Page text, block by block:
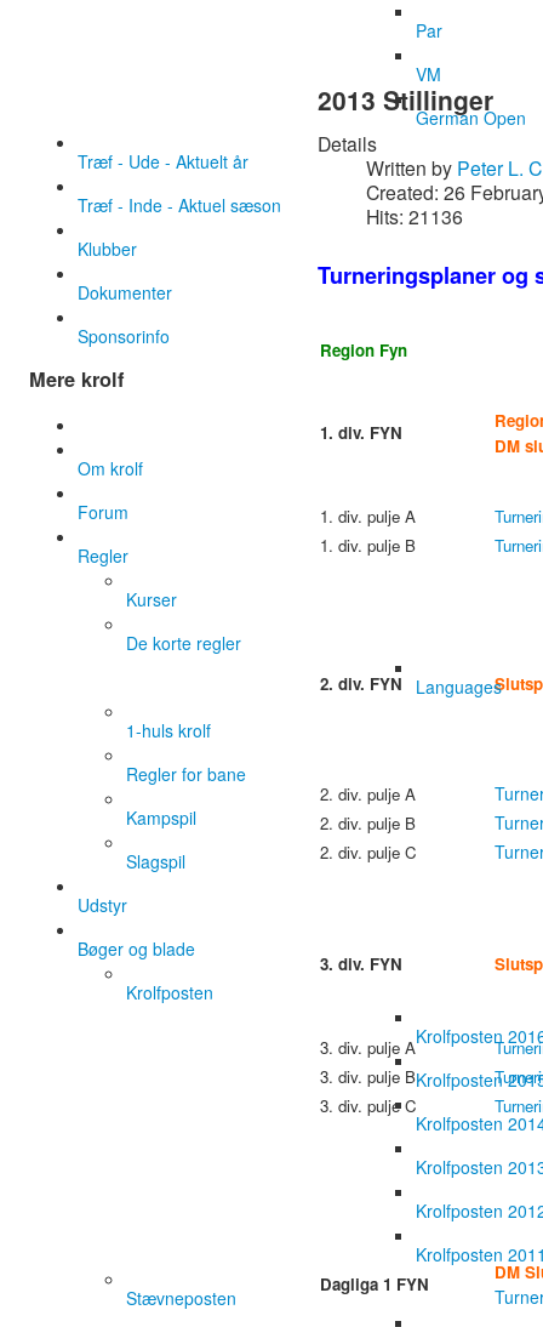
2013 Stillinger
Details
Written by Peter L.
Created: 26
Hits: 21136
Turneringsplaner og
Region Fyn
1. div. FYN
DM
1. div. pulje A
1. div. pulje B
2. div. FYN
2. div. pulje A
2. div. pulje B
2. div. pulje C
3. div. FYN
3. div. pulje A
3. div. pulje B
3. div. pulje C
Dagliga 1 FYN
DM
Par
VM
German Open
Træf - Ude - Aktuelt år
Træf - Inde - Aktuel sæson
Klubber
Dokumenter
Sponsorinfo
Mere krolf
Om krolf
Forum
Regler
Kurser
De korte regler
Languages
1-huls krolf
Regler for bane
Kampspil
Slagspil
Udstyr
Bøger og blade
Krolfposten
Krolfposten
Krolfposten
Krolfposten
Krolfposten
Krolfposten
Krolfposten
Stævneposten